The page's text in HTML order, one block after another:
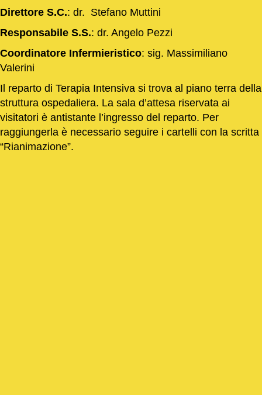
Direttore S.C.: dr. Stefano Muttini
Responsabile S.S.: dr. Angelo Pezzi
Coordinatore Infermieristico: sig. Massimiliano
Valerini
Il reparto di Terapia Intensiva si trova al piano terra della
struttura ospedaliera. La sala d’attesa riservata ai
visitatori è antistante l’ingresso del reparto. Per
raggiungerla è necessario seguire i cartelli con la scritta
“Rianimazione”.